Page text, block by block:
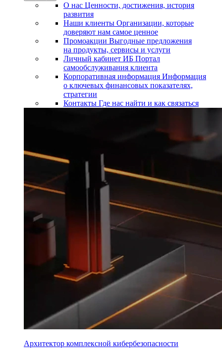
О нас Ценности, достижения, история
развития
Наши клиенты Организации, которые
доверяют нам самое ценное
Промоакции Выгодные предложения
на продукты, сервисы и услуги
Личный кабинет ИБ Портал
самообслуживания клиента
Корпоративная информация Информация
о ключевых финансовых показателях,
стратегии
Контакты Где нас найти и как связаться
Архитектор комплексной кибербезопасности